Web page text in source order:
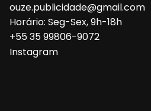
ouze.publicidade@gmail.com
Horário: Seg-Sex, 9h-18h
+55 35 99806-9072
Instagram